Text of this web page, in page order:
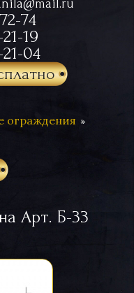
74
19
04
ограждения
Арт. Б-33